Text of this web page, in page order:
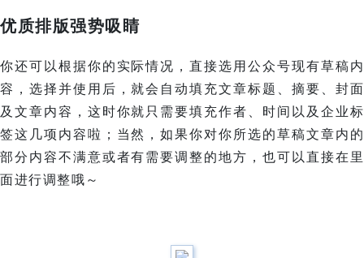
优质排版强势吸睛
你还可以根据你的实际情况，直接选用公众号现有草稿内
容，选择并使用后，就会自动填充文章标题、摘要、封面
及文章内容，这时你就只需要填充作者、时间以及企业标
签这几项内容啦；当然，如果你对你所选的草稿文章内的
部分内容不满意或者有需要调整的地方，也可以直接在里
面进行调整哦～